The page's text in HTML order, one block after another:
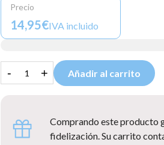
Precio
14,95€IVA incluido
- + Añadir al carrito
Comprando este producto
fidelización. Su carrito